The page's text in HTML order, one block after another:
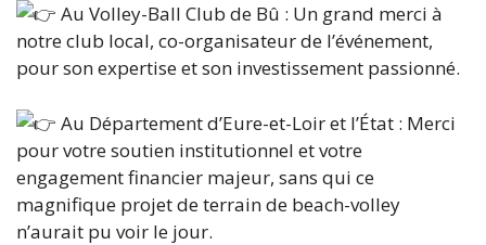
Au Volley-Ball Club de Bû : Un grand merci à
notre club local, co-organisateur de l’événement,
pour son expertise et son investissement passionné.
Au Département d’Eure-et-Loir et l’État : Merci
pour votre soutien institutionnel et votre
engagement financier majeur, sans qui ce
magnifique projet de terrain de beach-volley
n’aurait pu voir le jour.